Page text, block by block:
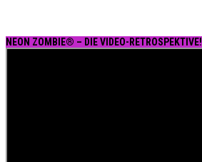
NEON ZOMBIE® – DIE VIDEO-RETROSPEKTIVE!